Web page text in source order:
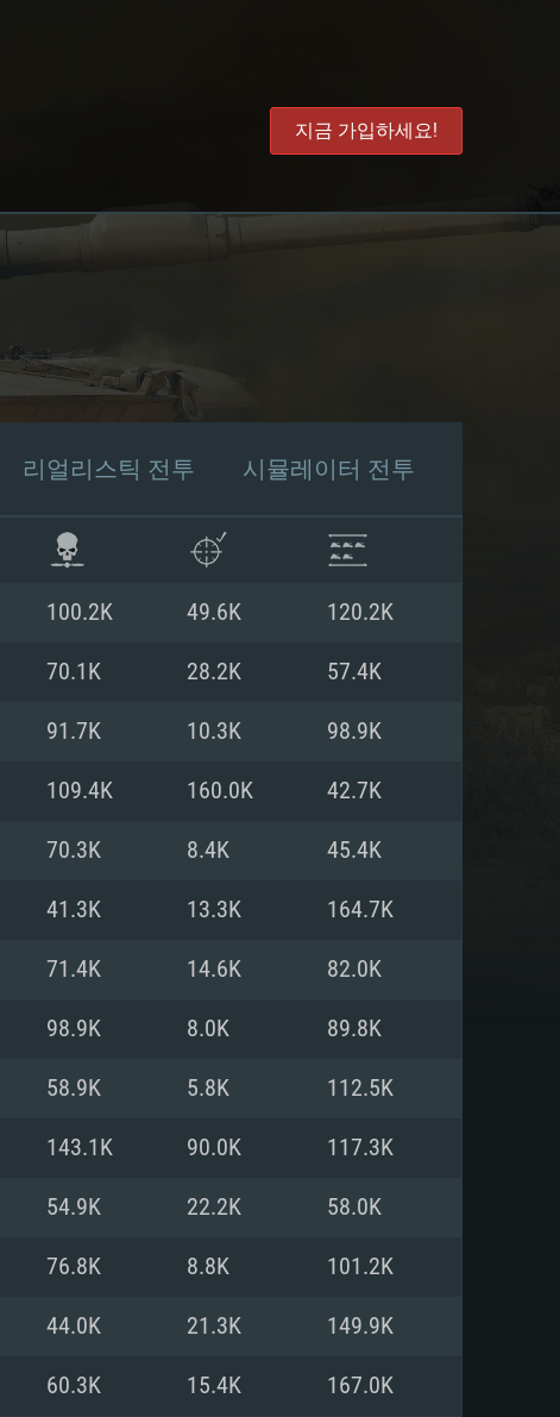
지금 가입하세요!
Linux
10/11 (64 bit)
i5 또는 Ryzen 5 3600 이상
Big Sur 11.0
(Intel Xeon 은 지원하지 않습니
20.04 64bit
i7
리얼리스틱 전투 시뮬레이터 전투
100.2K 49.6K 120.2K
70.1K 28.2K 57.4K
91.7K 10.3K 98.9K
109.4K 160.0K 42.7K
70.3K 8.4K 45.4K
41.3K 13.3K 164.7K
71.4K 14.6K 82.0K
98.9K 8.0K 89.8K
58.9K 5.8K 112.5K
143.1K 90.0K 117.3K
54.9K 22.2K 58.0K
76.8K 8.8K 101.2K
44.0K 21.3K 149.9K
60.3K 15.4K 167.0K